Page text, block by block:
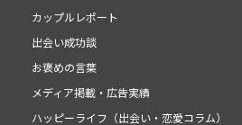
カップルレポート
出会い成功談
お褒めの言葉
メディア掲載・広告実績
ハッピーライフ（出会い・恋愛コラム）